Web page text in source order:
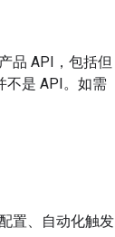
品 API，包括但
不是 API。如需
置、自动化触发